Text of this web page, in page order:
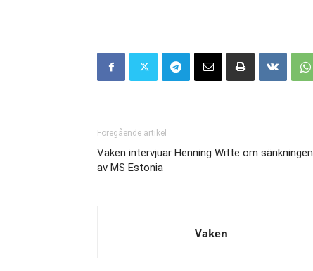
Föregående artikel
Vaken intervjuar Henning Witte om sänkningen
av MS Estonia
Vaken